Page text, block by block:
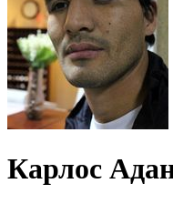
Карлос